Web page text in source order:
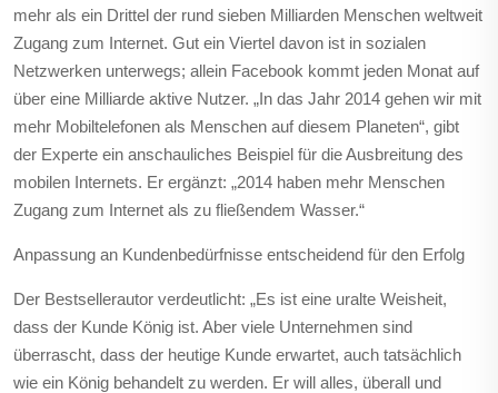
mehr als ein Drittel der rund sieben Milliarden Menschen weltweit
Zugang zum Internet. Gut ein Viertel davon ist in sozialen
Netzwerken unterwegs; allein Facebook kommt jeden Monat auf
über eine Milliarde aktive Nutzer. „In das Jahr 2014 gehen wir mit
mehr Mobiltelefonen als Menschen auf diesem Planeten“, gibt
der Experte ein anschauliches Beispiel für die Ausbreitung des
mobilen Internets. Er ergänzt: „2014 haben mehr Menschen
Zugang zum Internet als zu fließendem Wasser.“
Anpassung an Kundenbedürfnisse entscheidend für den Erfolg
Der Bestsellerautor verdeutlicht: „Es ist eine uralte Weisheit,
dass der Kunde König ist. Aber viele Unternehmen sind
überrascht, dass der heutige Kunde erwartet, auch tatsächlich
wie ein König behandelt zu werden. Er will alles, überall und